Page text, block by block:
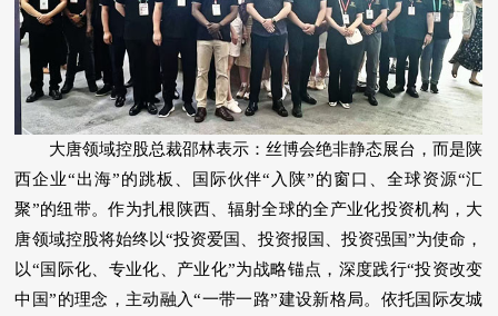
大唐领域控股总裁邵林表示：丝博会绝非静态展台，而是陕
西企业“出海”的跳板、国际伙伴“入陕”的窗口、全球资源“汇
聚”的纽带。作为扎根陕西、辐射全球的全产业化投资机构，大
唐领域控股将始终以“投资爱国、投资报国、投资强国”为使命，
以“国际化、专业化、产业化”为战略锚点，深度践行“投资改变
中国”的理念，主动融入“一带一路”建设新格局。依托国际友城